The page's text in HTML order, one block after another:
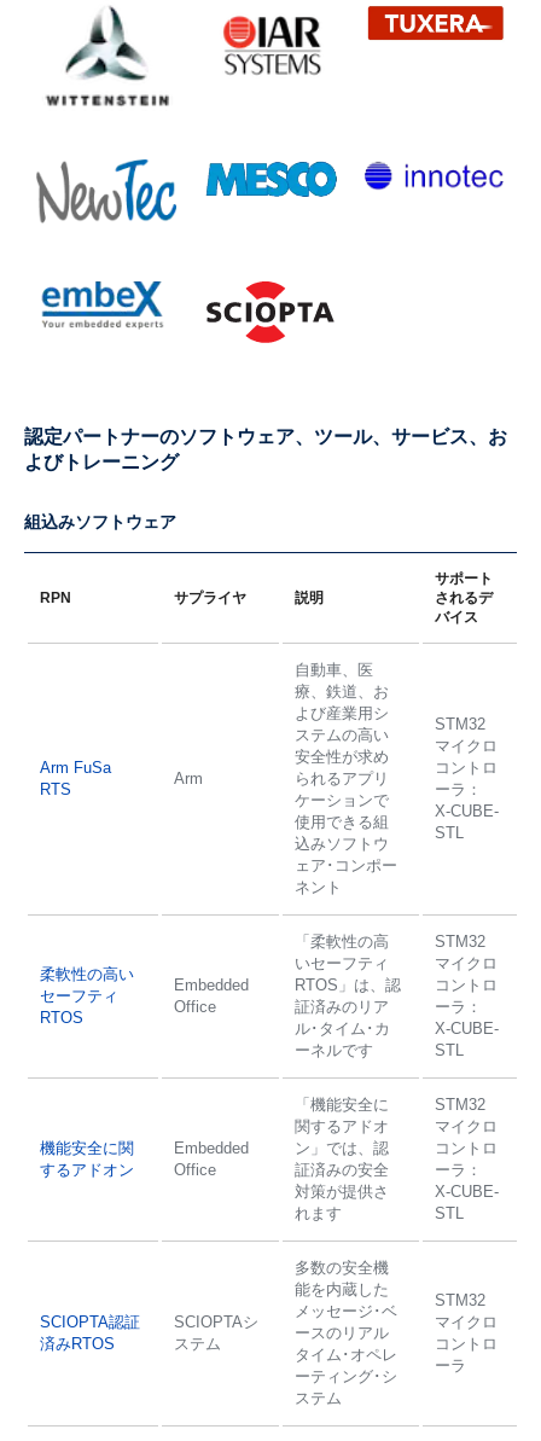
認定パートナーのソフトウェア、ツール、サービス、お
よびトレーニング
組込みソフトウェア
RPN サプライヤ 説明
サポート
されるデ
バイス
Arm FuSa
RTS
Arm
自動車、医
療、鉄道、お
よび産業用シ
ステムの高い
安全性が求め
られるアプリ
ケーションで
使用できる組
込みソフトウ
ェア･コンポー
ネント
STM32
マイクロ
コントロ
ーラ：
X-CUBE-
STL
柔軟性の高い
セーフティ
RTOS
Embedded
Office
「柔軟性の高
いセーフティ
RTOS」は、認
証済みのリア
ル･タイム･カ
ーネルです
STM32
マイクロ
コントロ
ーラ：
X-CUBE-
STL
機能安全に関
するアドオン
Embedded
Office
「機能安全に
関するアドオ
ン」では、認
証済みの安全
対策が提供さ
れます
STM32
マイクロ
コントロ
ーラ：
X-CUBE-
STL
SCIOPTA認証
済みRTOS
SCIOPTAシ
ステム
多数の安全機
能を内蔵した
メッセージ･ベ
ースのリアル
タイム･オペレ
ーティング･シ
ステム
STM32
マイクロ
コントロ
ーラ